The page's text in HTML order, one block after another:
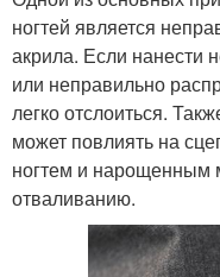
ногтей является
акрила. Если нанести
или неправильно
легко отслоиться.
может повлиять на
ногтем и нарощенным
отваливанию.